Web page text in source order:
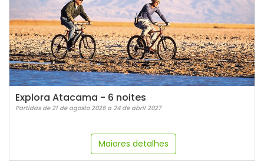
Explora Atacama - 6 noites
Partidas de 21 de agosto 2026 a 24 de abril 2027
Maiores detalhes